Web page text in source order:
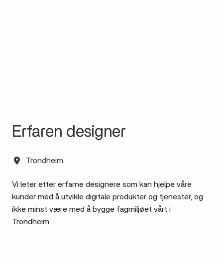
Erfaren designer
Trondheim
Vi leter etter erfarne designere som kan hjelpe våre
kunder med å utvikle digitale produkter og tjenester, og
ikke minst være med å bygge fagmiljøet vårt i
Trondheim.